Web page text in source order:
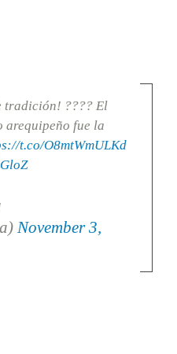
tradición! ???? El
arequipeño fue la
t.co/O8mtWmULKd
November 3,